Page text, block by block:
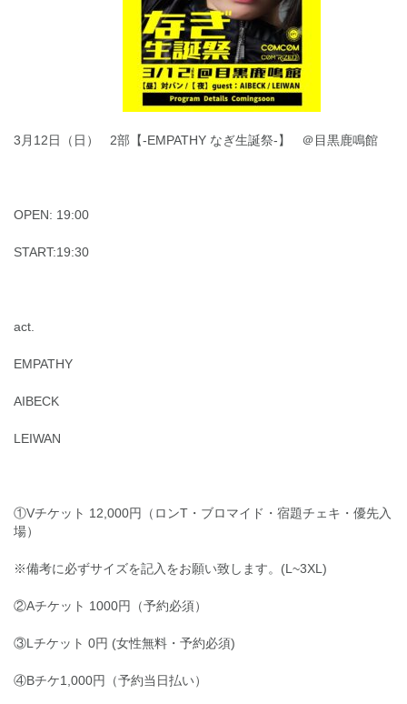
3月12日（日） 2部【-EMPATHY なぎ生誕祭-】 ＠目黒鹿鳴館
OPEN: 19:00
START:19:30
act.
EMPATHY
AIBECK
LEIWAN
①Vチケット 12,000円（ロンT・ブロマイド・宿題チェキ・優先入
場）
※備考に必ずサイズを記入をお願い致します。(L~3XL)
②Aチケット 1000円（予約必須）
③Lチケット 0円 (女性無料・予約必須)
④Bチケ1,000円（予約当日払い）